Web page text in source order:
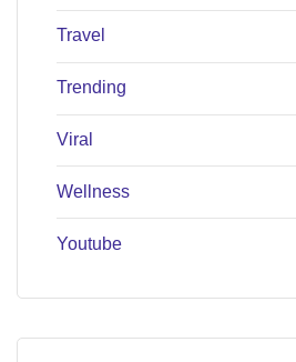
Travel
Trending
Viral
Wellness
Youtube